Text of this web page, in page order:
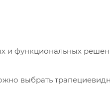
и функциональных
выбрать